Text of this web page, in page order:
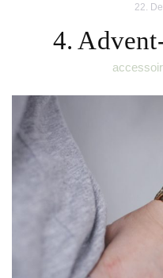
22.
4.